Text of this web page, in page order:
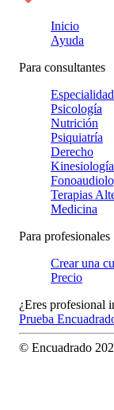
Inicio
Ayuda
Para consultantes
Psicología
Nutrición
Psiquiatría
Derecho
Kinesiología
Terapias
Medicina
Para profesionales
Crear una
Precio
¿Eres profesional
Prueba
© Encuadrado